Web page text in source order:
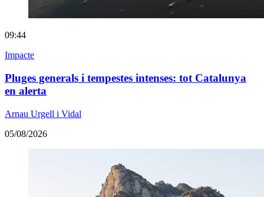
09:44
Impacte
Pluges generals i tempestes intenses: tot Catalunya
en alerta
Arnau Urgell i Vidal
05/08/2026